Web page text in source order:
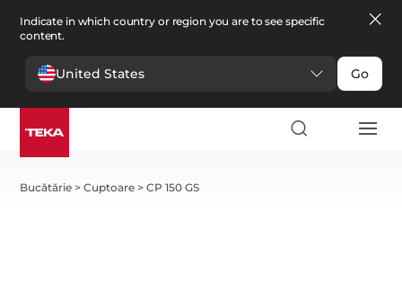
Indicate in which country or region you are to see specific
content.
United States Go
Bucătărie >Cuptoare >CP 150 GS